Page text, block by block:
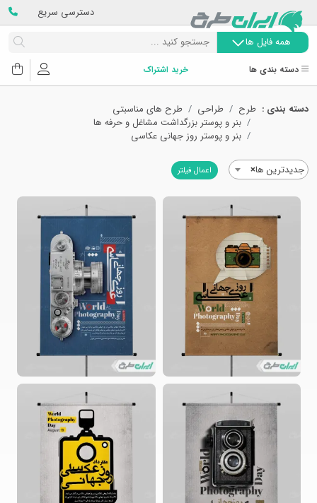
دسترسی سریع
همه فایل ها
دسته بندی ها خرید اشتراک
دسته بندی : طرح طراحی
طرح های مناسبتی
بنر و پوستر بزرگداشت مشاغل و حرفه ها
بنر و پوستر روز جهانی عکاسی
×جدیدترین ها اعمال فیلتر